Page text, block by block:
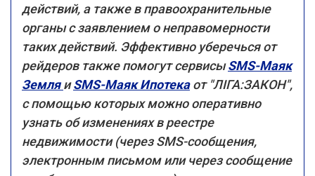
действий, а также в правоохранительные
органы с заявлением о неправомерности
таких действий. Эффективно уберечься от
рейдеров также помогут сервисыSMS-Маяк
ЗемляиSMS-Маяк Ипотека от "ЛІГА:ЗАКОН",
с помощью которых можно оперативно
узнать об изменениях в реестре
недвижимости (через SMS-сообщения,
электронным письмом или через сообщение